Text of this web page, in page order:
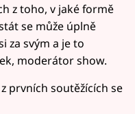
z toho, v jaké formě
se může úplně
za svým a je to
moderátor show.
prvních soutěžících se